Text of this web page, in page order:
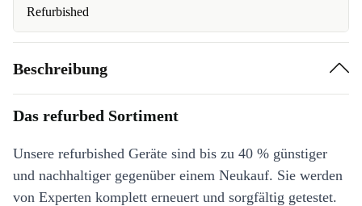
Refurbished
Beschreibung
Das refurbed Sortiment
Unsere refurbished Geräte sind bis zu 40 % günstiger
und nachhaltiger gegenüber einem Neukauf. Sie werden
von Experten komplett erneuert und sorgfältig getestet.